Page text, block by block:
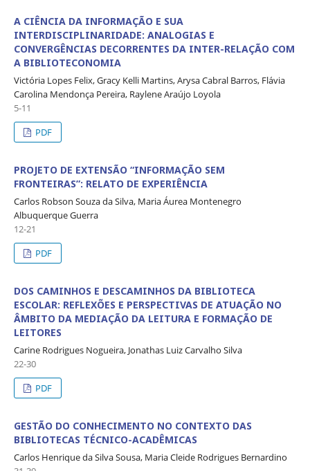
A CIÊNCIA DA INFORMAÇÃO E SUA
INTERDISCIPLINARIDADE: ANALOGIAS E
CONVERGÊNCIAS DECORRENTES DA INTER-RELAÇÃO COM
A BIBLIOTECONOMIA
Victória Lopes Felix, Gracy Kelli Martins, Arysa Cabral Barros, Flávia
Carolina Mendonça Pereira, Raylene Araújo Loyola
5-11
PDF
PROJETO DE EXTENSÃO “INFORMAÇÃO SEM
FRONTEIRAS”: RELATO DE EXPERIÊNCIA
Carlos Robson Souza da Silva, Maria Áurea Montenegro
Albuquerque Guerra
12-21
PDF
DOS CAMINHOS E DESCAMINHOS DA BIBLIOTECA
ESCOLAR: REFLEXÕES E PERSPECTIVAS DE ATUAÇÃO NO
ÂMBITO DA MEDIAÇÃO DA LEITURA E FORMAÇÃO DE
LEITORES
Carine Rodrigues Nogueira, Jonathas Luiz Carvalho Silva
22-30
PDF
GESTÃO DO CONHECIMENTO NO CONTEXTO DAS
BIBLIOTECAS TÉCNICO-ACADÊMICAS
Carlos Henrique da Silva Sousa, Maria Cleide Rodrigues Bernardino